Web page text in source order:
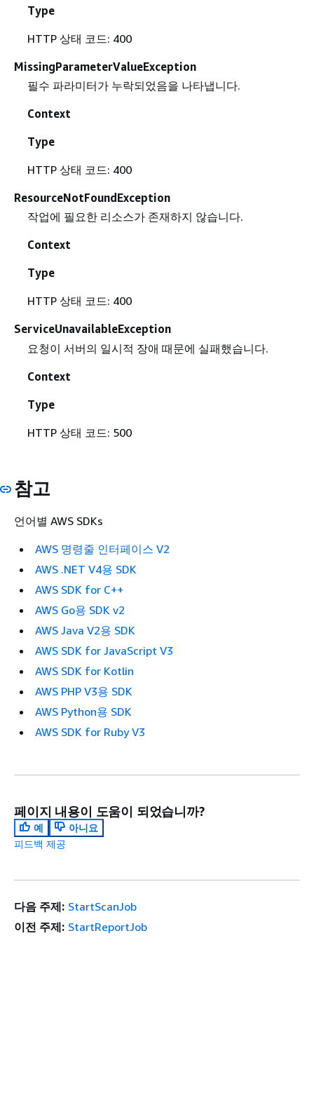
Type
HTTP 상태 코드: 400
MissingParameterValueException
필수 파라미터가 누락되었음을 나타냅니다.
Context
Type
HTTP 상태 코드: 400
ResourceNotFoundException
작업에 필요한 리소스가 존재하지 않습니다.
Context
Type
HTTP 상태 코드: 400
ServiceUnavailableException
요청이 서버의 일시적 장애 때문에 실패했습니다.
Context
Type
HTTP 상태 코드: 500
참고
언어별 AWS SDKs
AWS 명령줄 인터페이스 V2
AWS .NET V4용 SDK
AWS SDK for C++
AWS Go용 SDK v2
AWS Java V2용 SDK
AWS SDK for JavaScript V3
AWS SDK for Kotlin
AWS PHP V3용 SDK
AWS Python용 SDK
AWS SDK for Ruby V3
페이지 내용이 도움이 되었습니까?
예
아니요
피드백 제공
다음 주제: StartScanJob
이전 주제: StartReportJob